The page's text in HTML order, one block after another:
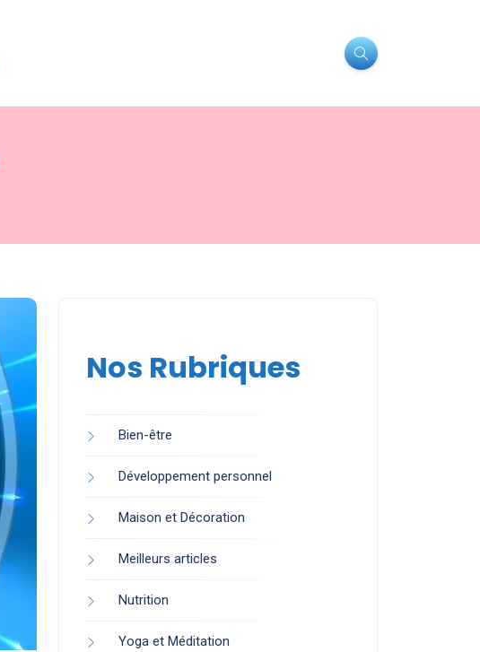
Nos Rubriques
Bien-être
Développement personnel
Maison et Décoration
Meilleurs articles
Nutrition
Yoga et Méditation